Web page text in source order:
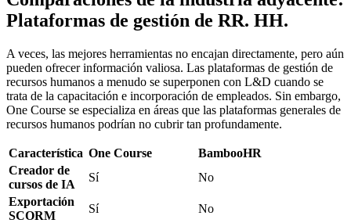
Plataformas de gestión de RR. HH.
A veces, las mejores herramientas no encajan directamente, pero aún
pueden ofrecer información valiosa. Las plataformas de gestión de
recursos humanos a menudo se superponen con L&D cuando se
trata de la capacitación e incorporación de empleados. Sin embargo,
One Course se especializa en áreas que las plataformas generales de
recursos humanos podrían no cubrir tan profundamente.
Característica One Course
BambooHR
Creador de
cursos de IA
Sí
No
Exportación
SCORM
Sí
No